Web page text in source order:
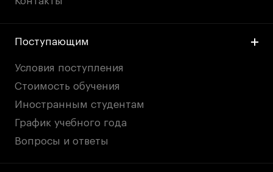
Поступающим
Условия поступления
Стоимость обучения
Иностранным студентам
График учебного года
Вопросы и ответы